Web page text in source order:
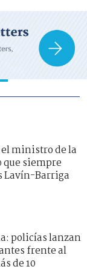
ministro de la
que siempre
Lavín-Barriga
policías lanzan
frente al
de 10